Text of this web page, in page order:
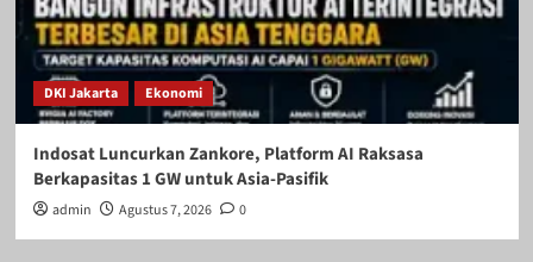
DKI Jakarta Ekonomi
Indosat Luncurkan Zankore, Platform AI Raksasa
Berkapasitas 1 GW untuk Asia-Pasifik
admin Agustus 7, 2026 0